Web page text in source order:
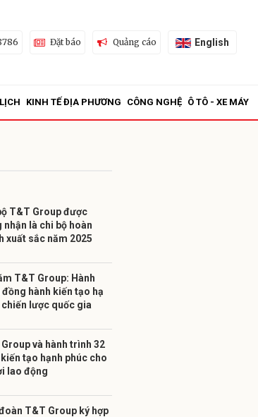
Đặt báo Quảng cáo English
KINH TẾ ĐỊA PHƯƠNG CÔNG NGHỆ Ô TÔ - XE MÁY
T&T Group được
nhận là chi bộ hoàn
xuất sắc năm 2025
T&T Group: Hành
hành kiến tạo hạ
lược quốc gia
và hành trình 32
tạo hạnh phúc cho
lao động
T&T Group ký hợp